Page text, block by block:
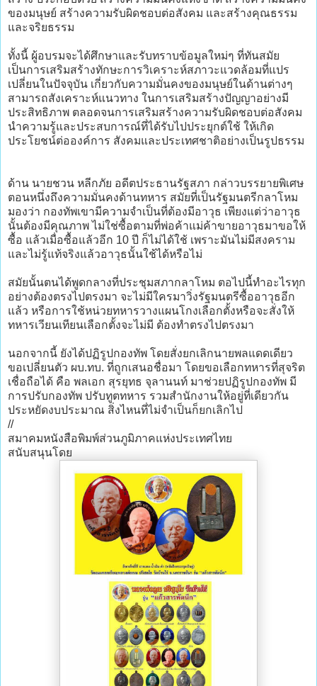
ของมนุษย์ สร้างความรับผิดชอบต่อสังคม และสร้างคุณธรรม
และจริยธรรม
ทั้งนี้ ผู้อบรมจะได้ศึกษาและรับทราบข้อมูลใหม่ๆ ที่ทันสมัย
เป็นการเสริมสร้างทักษะการวิเคราะห์สภาวะแวดล้อมที่แปร
เปลี่ยนในปัจจุบัน เกี่ยวกับความมั่นคงของมนุษย์ในด้านต่างๆ
สามารถสังเคราะห์แนวทาง ในการเสริมสร้างปัญญาอย่างมี
ประสิทธิภาพ ตลอดจนการเสริมสร้างความรับผิดชอบต่อสังคม
นำความรู้และประสบการณ์ที่ได้รับไปประยุกต์ใช้ ให้เกิด
ประโยชน์ต่อองค์การ สังคมและประเทศชาติอย่างเป็นรูปธรรม
ด้าน นายชวน หลีกภัย อดีตประธานรัฐสภา กล่าวบรรยายพิเศษ
ตอนหนึ่งถึงความมั่นคงด้านทหาร สมัยที่เป็นรัฐมนตรีกลาโหม
มองว่า กองทัพเขามีความจำเป็นที่ต้องมีอาวุธ เพียงแต่ว่าอาวุธ
นั้นต้องมีคุณภาพ ไม่ใช่ซื้อตามที่พ่อค้าแม่ค้าขายอาวุธมาขอให้
ซื้อ แล้วเมื่อซื้อแล้วอีก 10 ปี ก็ไม่ได้ใช้ เพราะมันไม่มีสงคราม
และไม่รู้แท้จริงแล้วอาวุธนั้นใช้ได้หรือไม่
สมัยนั้นตนได้พูดกลางที่ประชุมสภากลาโหม ตอไปนี้ทำอะไรทุก
อย่างต้องตรงไปตรงมา จะไม่มีใครมาวิ่งรัฐมนตรีซื้ออาวุธอีก
แล้ว หรือการใช้หน่วยทหารวางแผนโกงเลือกตั้งหรือจะสั่งให้
ทหารเวียนเทียนเลือกตั้งจะไม่มี ต้องทำตรงไปตรงมา
นอกจากนี้ ยังได้ปฏิรูปกองทัพ โดยสั่งยกเลิกนายพลแดดเดียว
ขอเปลี่ยนตัว ผบ.ทบ. ที่ถูกเสนอชื่อมา โดยขอเลือกทหารที่สุจริต
เชื่อถือได้ คือ พลเอก สุรยุทธ จุลานนท์ มาช่วยปฏิรูปกองทัพ มี
การปรับกองทัพ ปรับทูตทหาร รวมสำนักงานให้อยู่ที่เดียวกัน
ประหยัดงบประมาณ สิ่งไหนที่ไม่จำเป็นก็ยกเลิกไป
//
สมาคมหนังสือพิมพ์ส่วนภูมิภาคแห่งประเทศไทย
สนับสนุนโดย